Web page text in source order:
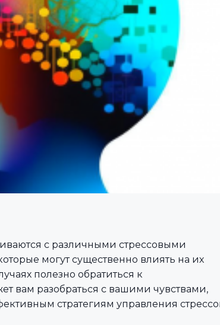
с различными стрессовыми
могут существенно влиять на их
полезно обратиться к
вам разобраться с вашими чувствами,
стратегиям управления